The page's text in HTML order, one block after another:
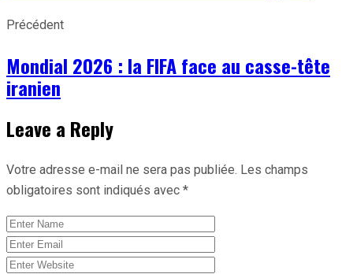
Précédent
Mondial 2026 : la FIFA face au casse-tête
iranien
Leave a Reply
Votre adresse e-mail ne sera pas publiée. Les champs
obligatoires sont indiqués avec *